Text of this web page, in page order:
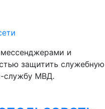
и
защитить служебную
службу МВД.